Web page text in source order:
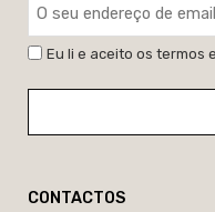
Eu li e aceito os termos
CONTACTOS